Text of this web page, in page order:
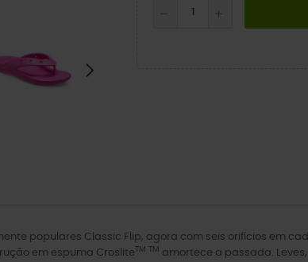
populares Classic Flip, agora com seis orifícios em
em espuma CrosliteTM TM amortece a passada.